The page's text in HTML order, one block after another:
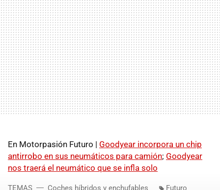
En Motorpasión Futuro | Goodyear incorpora un chip
antirrobo en sus neumáticos para camión; Goodyear
nos traerá el neumático que se infla solo
TEMAS Coches híbridos y enchufables Futuro